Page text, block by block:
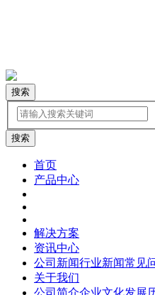
搜索
首页
产品中心
解决方案
资讯中心
公司新闻行业新闻常见
关于我们
公司简介企业文化发展